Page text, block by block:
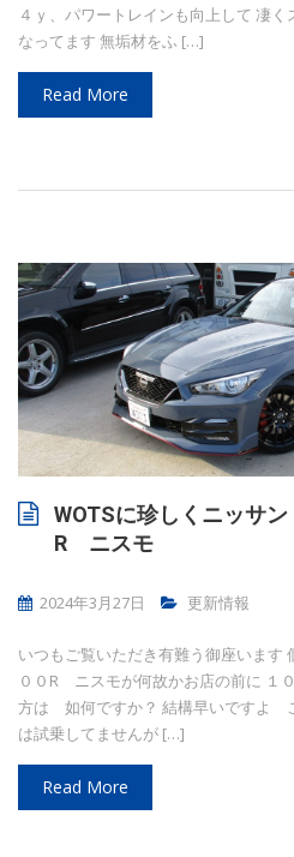
４ｙ、パワートレインも向上して 凄
なってます 無垢材をふ […]
Read More
WOTSに珍しくニッサ
R ニスモ
2024年3月27日 更新情報
いつもご覧いただき有難う御座います
００R ニスモが何故かお店の前に １
方は 如何ですか？ 結構早いですよ
は試乗してませんが […]
Read More